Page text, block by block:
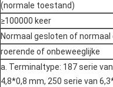
(normale toestand)
≥100000 keer
Normaal gesloten of normaal
roerende of onbeweeglijke
a. Terminaltype: 187 serie
4,8*0,8 mm, 250 serie van